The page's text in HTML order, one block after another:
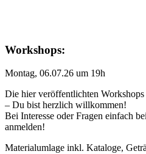
Workshops:
Montag, 06.07.26 um 19h
Die hier veröffentlichten
– Du bist herzlich willkommen!
Bei Interesse oder Fragen einfach
anmelden!
Materialumlage inkl. Kataloge,